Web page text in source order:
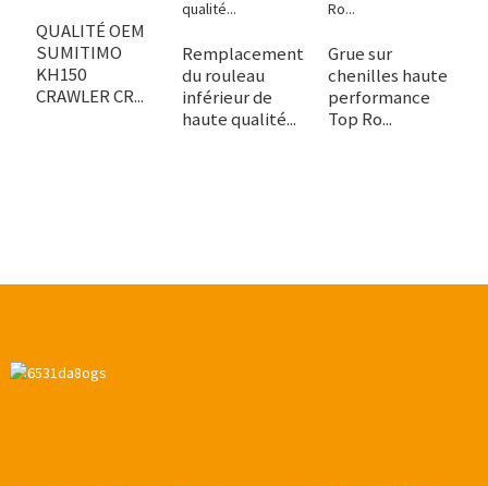
QUALITÉ OEM
SUMITIMO
KH150
CRAWLER CR...
Remplacement
du rouleau
inférieur de
haute qualité...
Grue sur
chenilles haute
performance
Top Ro...